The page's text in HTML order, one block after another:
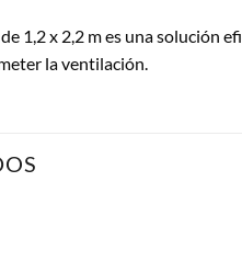
1,2 x 2,2 m es una solución
la ventilación.